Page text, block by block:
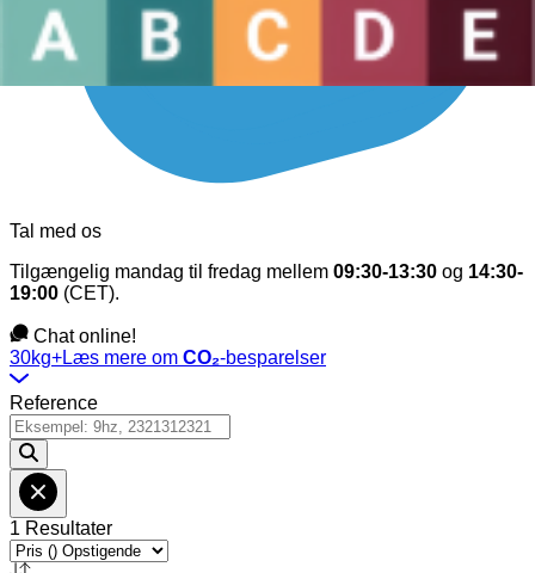
Tal med os
Tilgængelig mandag til fredag mellem 09:30-13:30 og 14:30-
19:00 (CET).
Chat online!
30kg+Læs mere om CO₂-besparelser
Reference
1 Resultater